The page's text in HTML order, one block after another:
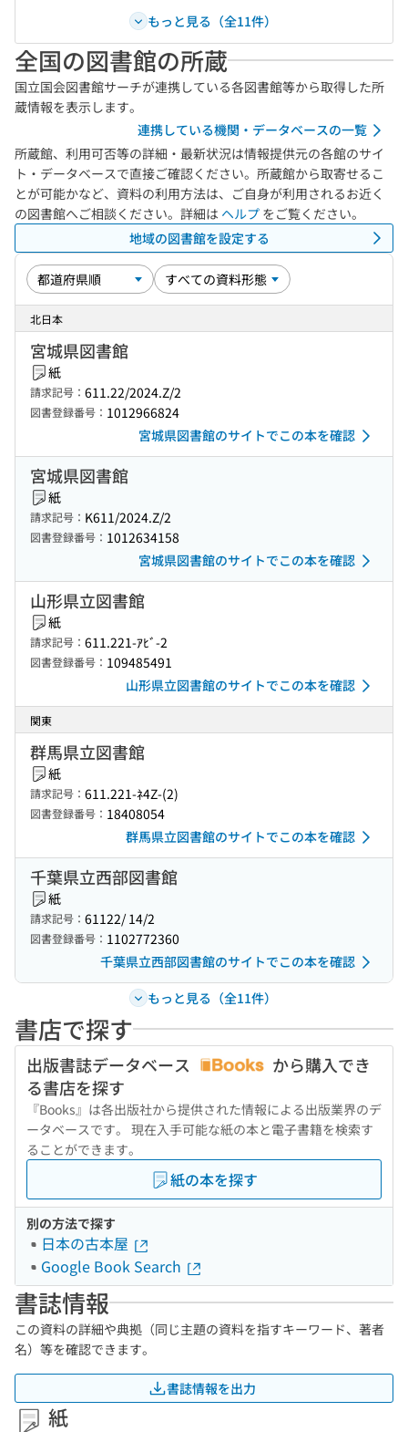
もっと見る（全11件）
全国の図書館の所蔵
国立国会図書館サーチが連携している各図書館等から取得した所
蔵情報を表示します。
連携している機関・データベースの一覧
所蔵館、利用可否等の詳細・最新状況は情報提供元の各館のサイ
ト・データベースで直接ご確認ください。所蔵館から取寄せるこ
とが可能かなど、資料の利用方法は、ご自身が利用されるお近く
の図書館へご相談ください。詳細は ヘルプ をご覧ください。
地域の図書館を設定する
北日本
宮城県図書館
紙
請求記号： 611.22/2024.Z/2
図書登録番号： 1012966824
宮城県図書館のサイトでこの本を確認
宮城県図書館
紙
請求記号： K611/2024.Z/2
図書登録番号： 1012634158
宮城県図書館のサイトでこの本を確認
山形県立図書館
紙
請求記号： 611.221-ｱﾋﾞ-2
図書登録番号： 109485491
山形県立図書館のサイトでこの本を確認
関東
群馬県立図書館
紙
請求記号： 611.221-ﾈ4Z-(2)
図書登録番号： 18408054
群馬県立図書館のサイトでこの本を確認
千葉県立西部図書館
紙
請求記号： 61122/ 14/2
図書登録番号： 1102772360
千葉県立西部図書館のサイトでこの本を確認
もっと見る（全11件）
書店で探す
出版書誌データベース
から購入でき
る書店を探す
『Books』は各出版社から提供された情報による出版業界のデ
ータベースです。 現在入手可能な紙の本と電子書籍を検索す
ることができます。
紙の本を探す
別の方法で探す
日本の古本屋
Google Book Search
書誌情報
この資料の詳細や典拠（同じ主題の資料を指すキーワード、著者
名）等を確認できます。
書誌情報を出力
紙